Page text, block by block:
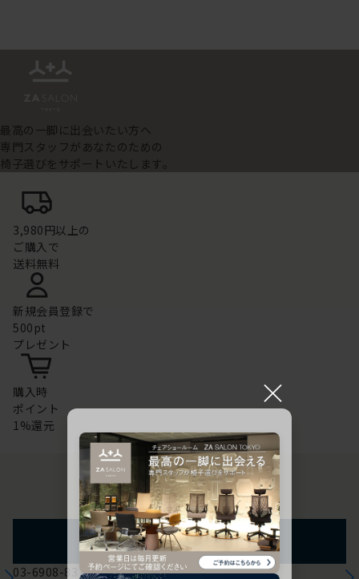
最高の一脚に出会いたい方へ
専門スタッフがあなたのための
椅子選びをサポートいたします。
3,980円以上の
ご購入で
送料無料
新規会員登録で
500pt
プレゼント
購入時
ポイント
1%還元
お問い合わせ
フォームからのお問い合わせ
03-6908-8370
×